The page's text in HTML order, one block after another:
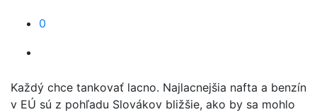
0
Každý chce tankovať lacno. Najlacnejšia nafta a benzín
v EÚ sú z pohľadu Slovákov bližšie, ako by sa mohlo